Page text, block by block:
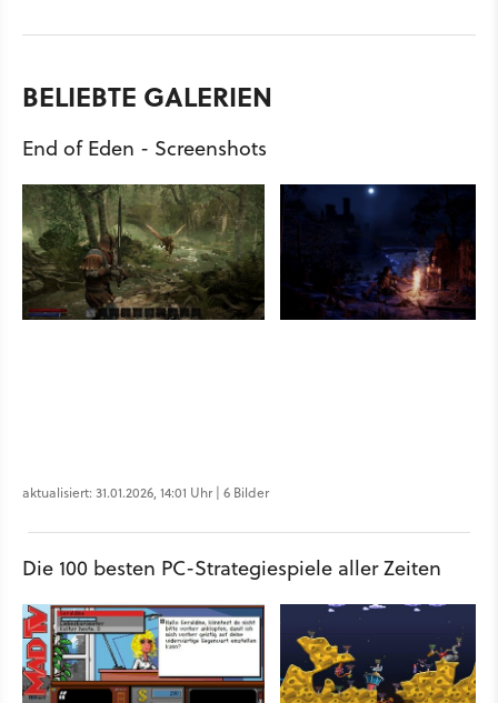
BELIEBTE GALERIEN
End of Eden - Screenshots
aktualisiert: 31.01.2026, 14:01 Uhr | 6 Bilder
Die 100 besten PC-Strategiespiele aller Zeiten